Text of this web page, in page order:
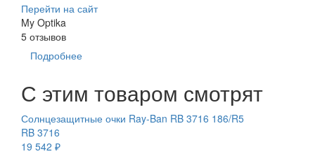
Перейти на сайт
My Optika
5 отзывов
Подробнее
С этим товаром смотрят
Солнцезащитные очки Ray-Ban RB 3716 186/R5
RB 3716
19 542 ₽